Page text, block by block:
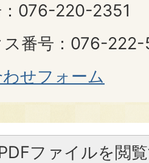
：076-220-2351
ス番号：076-222-
せフォーム
ファイルを閲